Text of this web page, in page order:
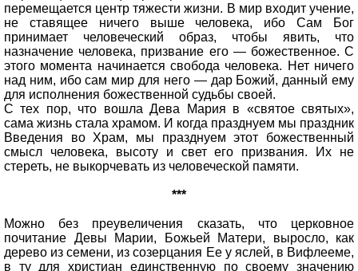
перемещается центр тяжести жизни. В мир входит учение,
не ставящее ничего выше человека, ибо Сам Бог
принимает человеческий образ, чтобы явить, что
назначение человека, призвание его — божественное. С
этого момента начинается свобода человека. Нет ничего
над ним, ибо сам мир для него — дар Божий, данный ему
для исполнения божественной судьбы своей.
С тех пор, что вошла Дева Мария в «святое святых»,
сама жизнь стала храмом. И когда празднуем мы праздник
Введения во Храм, мы празднуем этот божественный
смысл человека, высоту и свет его призвания. Их не
стереть, не выкорчевать из человеческой памяти.
***
Можно без преувеличения сказать, что церковное
почитание Девы Марии, Божьей Матери, выросло, как
дерево из семени, из созерцания Ее у яслей, в Вифлееме,
в ту для христиан единственную по своему значению